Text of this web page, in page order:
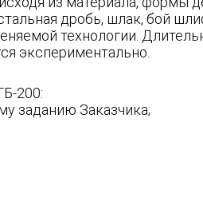
дробь, шлак, бой
технологии.
экспериментально.
200:
заданию Заказчика;